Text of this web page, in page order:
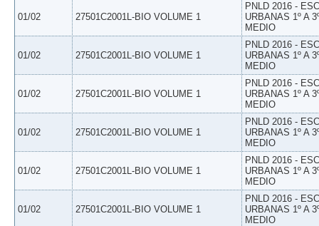
01/02 27501C2001L-BIO VOLUME 1
PNLD 2016 -
URBANAS 1º A
MEDIO
01/02 27501C2001L-BIO VOLUME 1
PNLD 2016 -
URBANAS 1º A
MEDIO
01/02 27501C2001L-BIO VOLUME 1
PNLD 2016 -
URBANAS 1º A
MEDIO
01/02 27501C2001L-BIO VOLUME 1
PNLD 2016 -
URBANAS 1º A
MEDIO
01/02 27501C2001L-BIO VOLUME 1
PNLD 2016 -
URBANAS 1º A
MEDIO
01/02 27501C2001L-BIO VOLUME 1
PNLD 2016 -
URBANAS 1º A
MEDIO